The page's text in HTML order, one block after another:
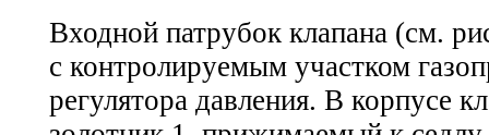
Входной патрубок клапана (см.
с контролируемым участком
регулятора давления. В корпусе